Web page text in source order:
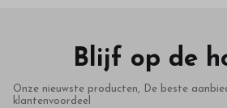
webshop
Blijf op de
Onze nieuwste producten, De beste
klantenvoordeel